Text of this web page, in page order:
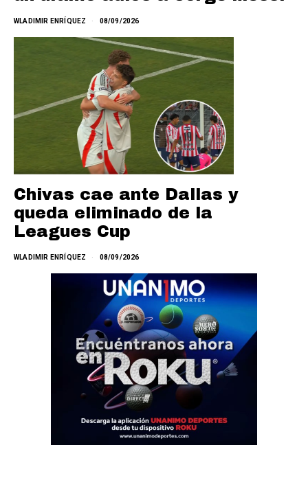
WLADIMIR ENRÍQUEZ 08/09/2026
Chivas cae ante Dallas y
queda eliminado de la
Leagues Cup
WLADIMIR ENRÍQUEZ 08/09/2026